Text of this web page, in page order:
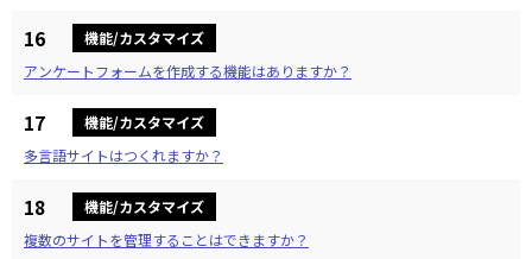
16
機能/カスタマイズ
アンケートフォームを作成する機能はありますか？
17
機能/カスタマイズ
多言語サイトはつくれますか？
18
機能/カスタマイズ
複数のサイトを管理することはできますか？